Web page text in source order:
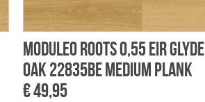
Moduleo Roots 0,55 EIR Glyde
Oak 22835BE Medium Plank
€ 49,95